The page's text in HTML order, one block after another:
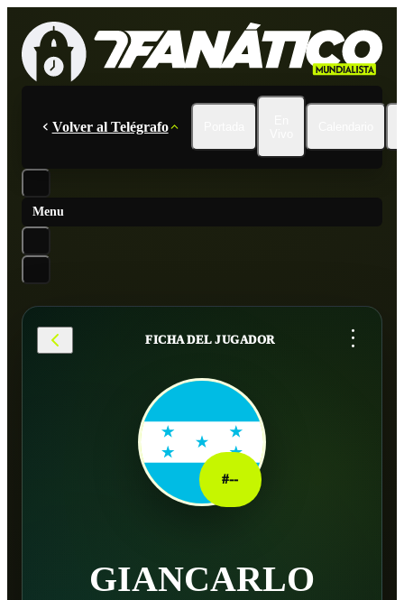
Volver al Telégrafo
Menu
FICHA DEL JUGADOR ...
#--
GIANCARLO